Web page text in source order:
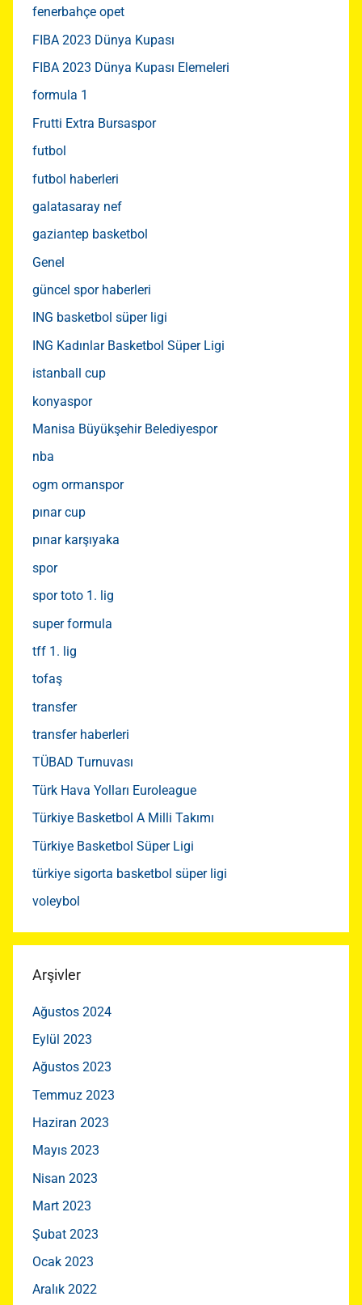
fenerbahçe opet
FIBA 2023 Dünya Kupası
FIBA 2023 Dünya Kupası Elemeleri
formula 1
Frutti Extra Bursaspor
futbol
futbol haberleri
galatasaray nef
gaziantep basketbol
Genel
güncel spor haberleri
ING basketbol süper ligi
ING Kadınlar Basketbol Süper Ligi
istanball cup
konyaspor
Manisa Büyükşehir Belediyespor
nba
ogm ormanspor
pınar cup
pınar karşıyaka
spor
spor toto 1. lig
super formula
tff 1. lig
tofaş
transfer
transfer haberleri
TÜBAD Turnuvası
Türk Hava Yolları Euroleague
Türkiye Basketbol A Milli Takımı
Türkiye Basketbol Süper Ligi
türkiye sigorta basketbol süper ligi
voleybol
Arşivler
Ağustos 2024
Eylül 2023
Ağustos 2023
Temmuz 2023
Haziran 2023
Mayıs 2023
Nisan 2023
Mart 2023
Şubat 2023
Ocak 2023
Aralık 2022